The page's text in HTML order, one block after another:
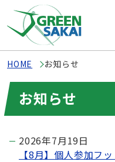
HOME お知らせ
お知らせ
2026年7月19日
【8月】個人参加フ